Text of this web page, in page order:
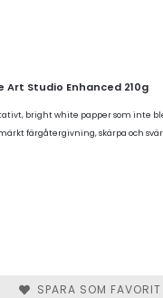
Art Studio Enhanced 210g
bright white papper som inte
färgåtergivning, skärpa och
SPARA SOM FAVORIT